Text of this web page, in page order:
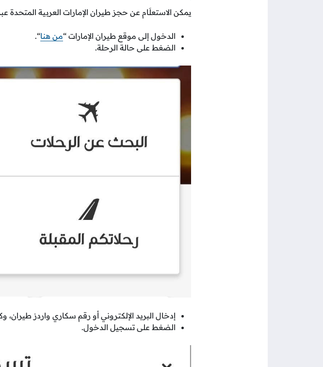
يمكن الاستعلَام عن حجز طيران الإمارات العربية المتحدة
الدخول إلى موقع طيران الإمارات “من هنا“.
الضغط على حالة الرحلة.
إدخال البريد الإلكتروني أو رقم سكاري واردز طيران،
الضغط على تسجيل الدخول.